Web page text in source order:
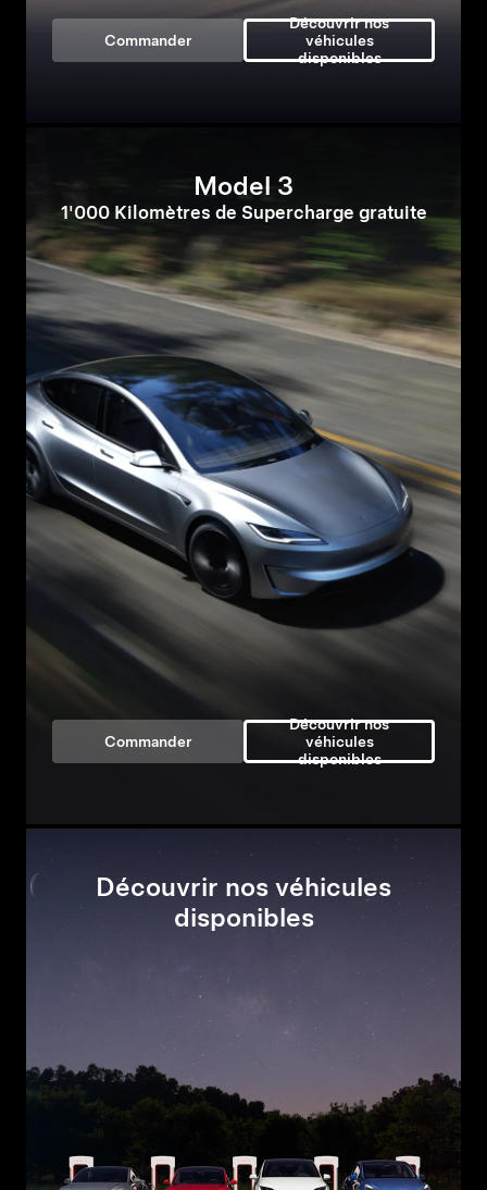
Commander
Découvrir nos
véhicules
disponibles
Model 3
1'000 Kilomètres de Supercharge gratuite
Commander
Découvrir nos
véhicules
disponibles
Découvrir nos véhicules
disponibles